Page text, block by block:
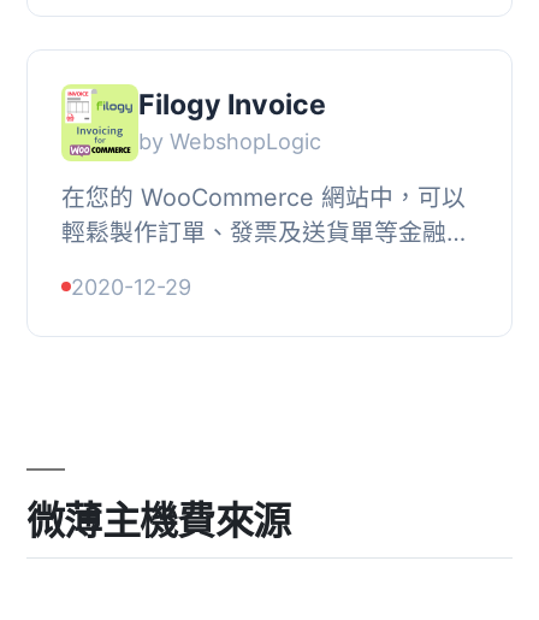
以一個點擊為每...
Filogy Invoice
by WebshopLogic
在您的 WooCommerce 網站中，可以
輕鬆製作訂單、發票及送貨單等金融文
您可以創建自己的發票！在 WordPress
自訂器中輕...
2020-12-29
微薄主機費來源